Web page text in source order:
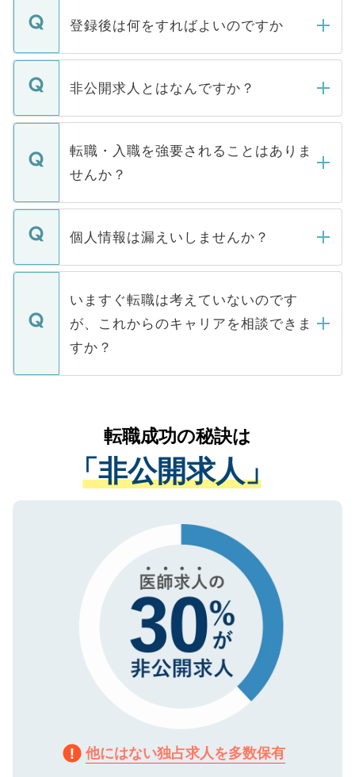
登録後は何をすればよいのですか
ご登録いただきましたら、弊社担当者がご
登録内容を確認し、その後メールもしくは
ます。通常、5営業日以内にはご連絡をせて
いただきますので、しばらくお待ちくださ
非公開求人とはなんですか？
マイナビDOCTORで取り扱っている求人の
うち約3割は、Webサイトからご覧いただ
けない「非公開求人」です。非公開求人は
下記の理由によって、一般には公開してい
ません。
■応募殺到を避けるため 人気のある医療機
関を公にしてしまうと、応募が殺到する場
に、医療機関が求める条件に合った人材の
みを人材紹介会社に依頼するケースが増え
ています。
転職・入職を強要されることはありま
せんか？
転職・入職を強要することは一切ありませ
ん。また、仮に応募先から内定をいただい
定を承諾する必要はありません。内定先へ
の辞退の連絡はキャリアパートナーが行い
個人情報は漏えいしませんか？
個人情報が漏えいすることはありませんの
で、ご安心ください。当サイトからの登録
などで収集したご登録者様の個人情報は、
ご本人のキャリアアップおよび転職活動の
支援を目的に使用いたします。お預かりし
ているすべての個人データはご本人の許可
は、個人情報の取り扱いについての厳密な
管理基準を満たした事業者のみに付与され
る、プライバシーマークを取得済みです。
で、機密保持に関してもご安心ください。
いますぐ転職は考えていないのです
が、これからのキャリアを相談できま
すか？
かがいして、現在の医療機関の状況や紹介
経験をまじえながら、適切なアドバイスを
させていただきます。すぐにご転職をされ
ない方には、長期的なサポートが可能です
ので、まずはご登録ください。
転職成功の秘訣は
「非公開求人」
他にはない独占求人を多数保有